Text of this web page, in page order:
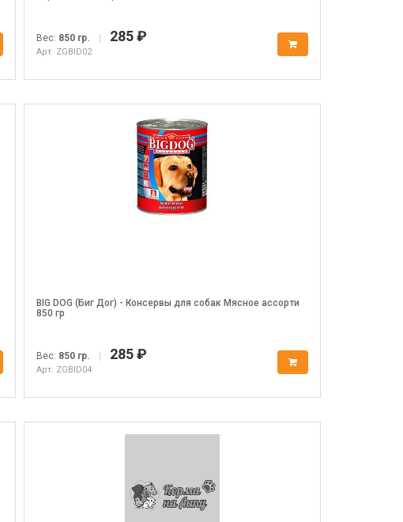
Вес: 850 гр. 285 ₽
Арт. ZGBID02
BIG DOG (Биг Дог) - Консервы для собак Мясное ассорти
850 гр
Вес: 850 гр. 285 ₽
Арт. ZGBID04